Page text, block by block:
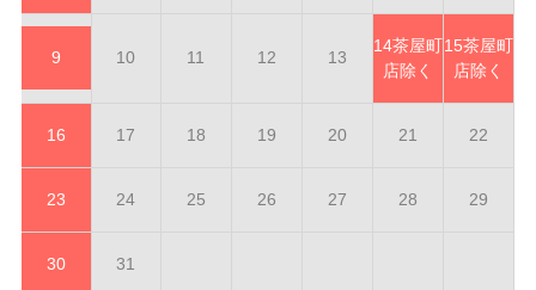
9 10 11 12 13
14茶屋町
店除く
15茶屋町
店除く
16 17 18 19 20 21 22
23 24 25 26 27 28 29
30 31